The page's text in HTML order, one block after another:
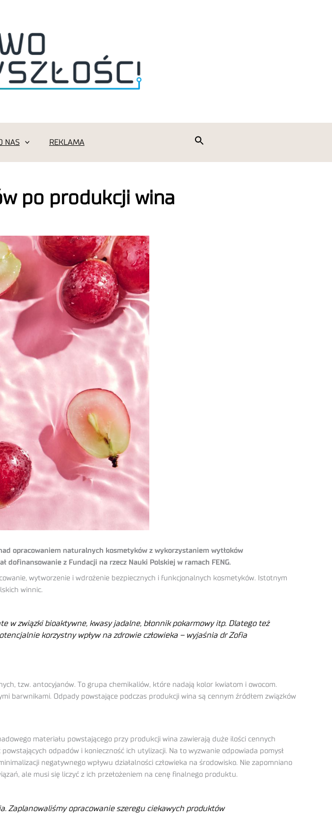
NAS REKLAMA
po produkcji wina
opracowaniem naturalnych kosmetyków z wykorzystaniem wytłoków
z Fundacji na rzecz Nauki Polskiej w ramach FENG.
wytworzenie i wdrożenie bezpiecznych i funkcjonalnych kosmetyków. Istotnym
winnic.
w związki bioaktywne, kwasy jadalne, błonnik pokarmowy itp. Dlatego też
korzystny wpływ na zdrowie człowieka – wyjaśnia dr Zofia
tzw. antocyjanów. To grupa chemikaliów, które nadają kolor kwiatom i owocom.
barwnikami. Odpady powstające podczas produkcji wina są cennym źródłem związków
materiału powstającego przy produkcji wina zawierają duże ilości cennych
odpadów i konieczność ich utylizacji. Na to wyzwanie odpowiada pomysł
negatywnego wpływu działalności człowieka na środowisko. Nie zapomniano
ale musi się liczyć z ich przełożeniem na cenę finalnego produktu.
Zaplanowaliśmy opracowanie szeregu ciekawych produktów